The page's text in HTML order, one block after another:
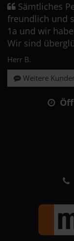
Sämtliches
freundlich und
1a und wir
Wir sind
Herr B.
Weitere